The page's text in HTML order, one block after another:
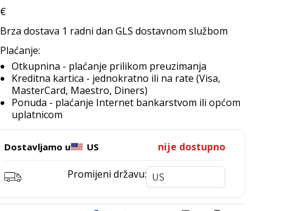
€
Brza dostava 1 radni dan GLS dostavnom službom
Plaćanje:
Otkupnina - plaćanje prilikom preuzimanja
Kreditna kartica - jednokratno ili na rate (Visa,
MasterCard, Maestro, Diners)
Ponuda - plaćanje Internet bankarstvom ili općom
uplatnicom
Dostavljamo u US nije dostupno
Promijeni državu: